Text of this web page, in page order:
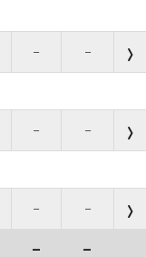
– –
– –
– –
– –